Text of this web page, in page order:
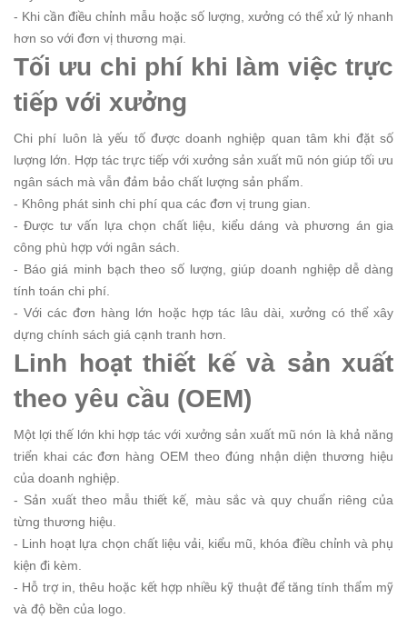
- Khi cần điều chỉnh mẫu hoặc số lượng, xưởng có thể xử lý nhanh
hơn so với đơn vị thương mại.
Tối ưu chi phí khi làm việc trực
tiếp với xưởng
Chi phí luôn là yếu tố được doanh nghiệp quan tâm khi đặt số
lượng lớn. Hợp tác trực tiếp với xưởng sản xuất mũ nón giúp tối ưu
ngân sách mà vẫn đảm bảo chất lượng sản phẩm.
- Không phát sinh chi phí qua các đơn vị trung gian.
- Được tư vấn lựa chọn chất liệu, kiểu dáng và phương án gia
công phù hợp với ngân sách.
- Báo giá minh bạch theo số lượng, giúp doanh nghiệp dễ dàng
tính toán chi phí.
- Với các đơn hàng lớn hoặc hợp tác lâu dài, xưởng có thể xây
dựng chính sách giá cạnh tranh hơn.
Linh hoạt thiết kế và sản xuất
theo yêu cầu (OEM)
Một lợi thế lớn khi hợp tác với xưởng sản xuất mũ nón là khả năng
triển khai các đơn hàng OEM theo đúng nhận diện thương hiệu
của doanh nghiệp.
- Sản xuất theo mẫu thiết kế, màu sắc và quy chuẩn riêng của
từng thương hiệu.
- Linh hoạt lựa chọn chất liệu vải, kiểu mũ, khóa điều chỉnh và phụ
kiện đi kèm.
- Hỗ trợ in, thêu hoặc kết hợp nhiều kỹ thuật để tăng tính thẩm mỹ
và độ bền của logo.